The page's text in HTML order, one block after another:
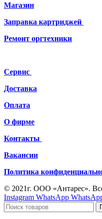
Магазин
Заправка картриджей
Ремонт оргтехники
Сервис
Доставка
Оплата
О фирме
Контакты
Вакансии
Политика
© 2021г. ООО «Антарес».
Instagram WhatsApp